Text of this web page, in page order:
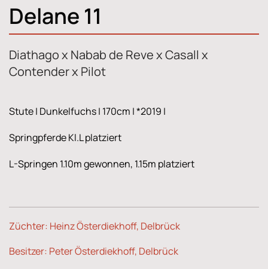
Delane 11
Diathago x Nabab de Reve x Casall x
Contender x Pilot
Stute | Dunkelfuchs | 170cm | *2019 |
Springpferde Kl.L platziert
L-Springen 1.10m gewonnen, 1.15m platziert
Züchter: Heinz Österdiekhoff, Delbrück
Besitzer: Peter Österdiekhoff, Delbrück